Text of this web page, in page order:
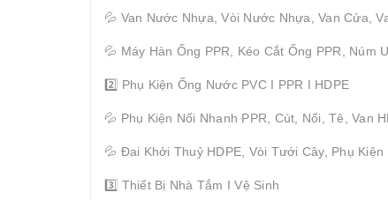
💦 Van Nước Nhựa, Vòi Nước Nhựa, Van Cửa,
💦 Máy Hàn Ống PPR, Kéo Cắt Ống PPR, Núm
2️⃣ Phụ Kiện Ống Nước PVC I PPR I HDPE
💦 Phụ Kiện Nối Nhanh PPR, Cút, Nối, Tê, Van
💦 Đai Khởi Thuỷ HDPE, Vòi Tưới Cây, Phụ Kiện
3️⃣ Thiết Bị Nhà Tắm I Vệ Sinh